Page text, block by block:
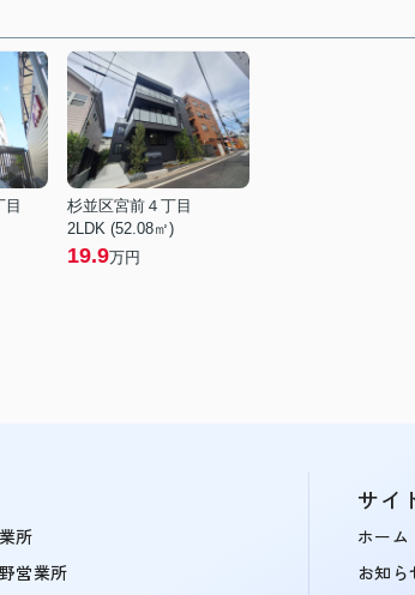
杉並区宮前４丁目
2LDK (52.08㎡)
19.9万円
所
営業所
サイ
ホーム
お知ら